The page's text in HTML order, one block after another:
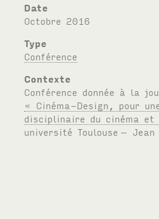
Date
octobre 2016
Type
Conférence
Contexte
Conférence donnée à la
« Cinéma-Design, pour
disciplinaire du cinéma et
université Toulouse – Jean